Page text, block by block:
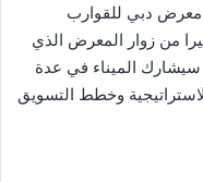
معرض دبي للقوارب
من زوار المعرض الذي
سيشارك الميناء في عدة
وخطط التسويق